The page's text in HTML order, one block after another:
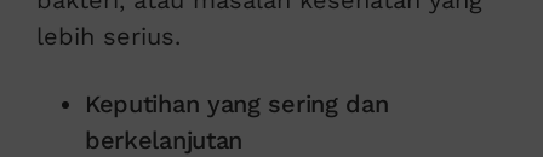
lebih serius.
Keputihan yang sering dan
berkelanjutan